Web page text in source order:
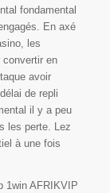
fondamental
En axé
les
convertir en
avoir
de repli
il y a peu
les perte. Lez
à une fois
1win AFRIKVIP